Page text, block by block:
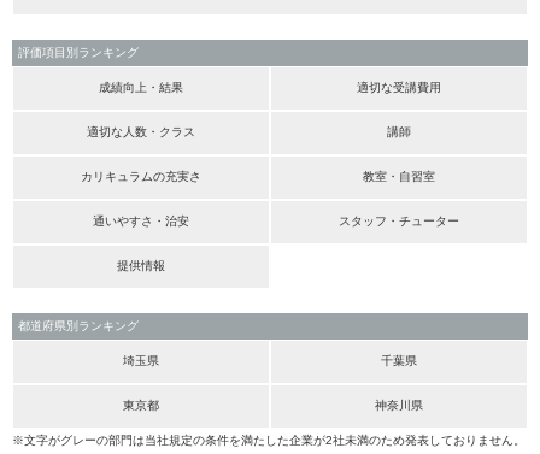
評価項目別ランキング
成績向上・結果 適切な受講費用
適切な人数・クラス 講師
カリキュラムの充実さ 教室・自習室
通いやすさ・治安 スタッフ・チューター
提供情報
都道府県別ランキング
埼玉県 千葉県
東京都 神奈川県
※文字がグレーの部門は当社規定の条件を満たした企業が2社未満のため発表しておりません。